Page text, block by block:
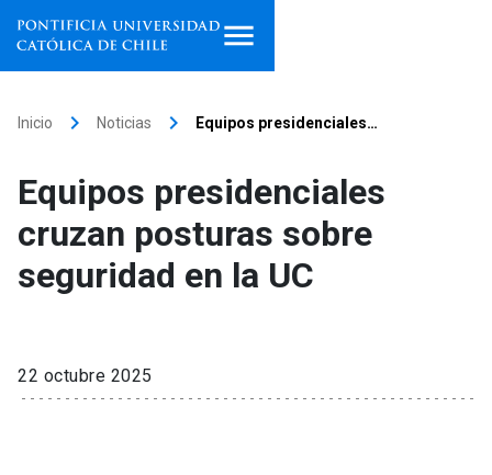
Facultades, escuelas e
institutos
Investigación
Extensión
Inicio keyboard_arrow_right Noticias keyboard_arrow_right Equipos presidenciales…
Equipos presidenciales
cruzan posturas sobre
seguridad en la UC
22 octubre 2025